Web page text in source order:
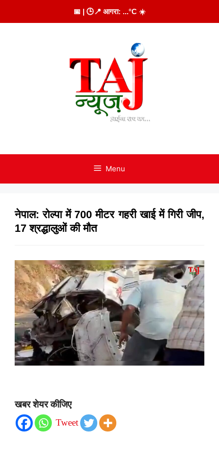
to
📅 | 🕒📍 आगरा: ...°C ☀️
Menu
नेपाल: रोल्पा में 700 मीटर गहरी खाई में गिरी जीप,
17 श्रद्धालुओं की मौत
खबर शेयर कीजिए
Tweet